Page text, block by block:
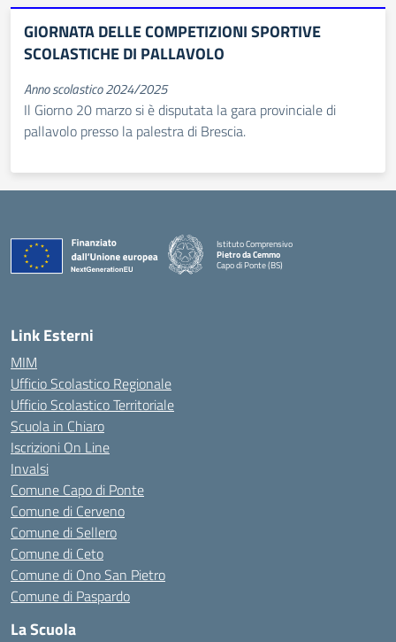
GIORNATA DELLE COMPETIZIONI SPORTIVE
SCOLASTICHE DI PALLAVOLO
Anno scolastico 2024/2025
Il Giorno 20 marzo si è disputata la gara provinciale di
pallavolo presso la palestra di Brescia.
Istituto Comprensivo
Pietro da Cemmo
Capo di Ponte (BS)
— Visita la pagina iniziale della scuola
Link Esterni
MIM
Ufficio Scolastico Regionale
Ufficio Scolastico Territoriale
Scuola in Chiaro
Iscrizioni On Line
Invalsi
Comune Capo di Ponte
Comune di Cerveno
Comune di Sellero
Comune di Ceto
Comune di Ono San Pietro
Comune di Paspardo
La Scuola